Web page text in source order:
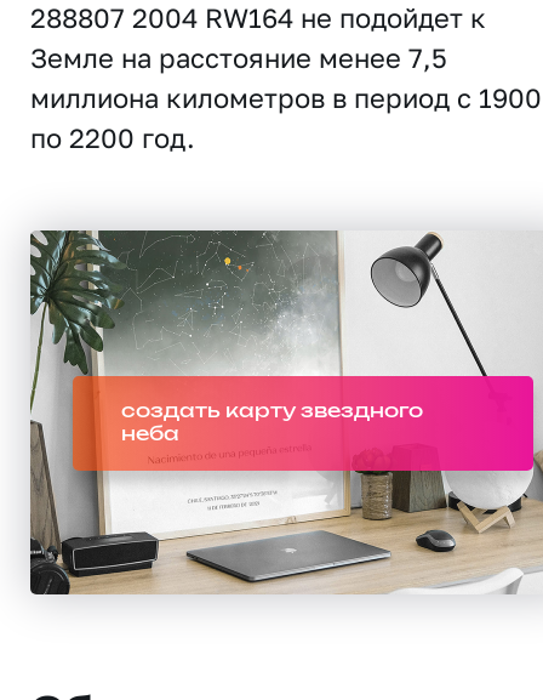
288807 2004 RW164 не подойдет к
Земле на расстояние менее 7,5
миллиона километров в период с 1900
по 2200 год.
создать карту звездного
неба